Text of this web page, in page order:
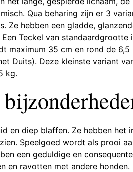
Qua beharing zijn er 3
Ze hebben een gladde,
Teckel van standaardgrootte
maximum 35 cm en rond de 6,5
Duits). Deze kleinste variant
kg.
en diep blaffen. Ze hebben
Speelgoed wordt als prooi
een geduldige en
en ravotten met andere